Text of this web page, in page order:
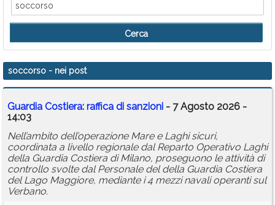
Eventi
Info Utili
Rubriche
Calendario
Annunci
soccorso - nei post
Guardia Costiera: raffica di sanzioni - 7 Agosto 2026 -
14:03
Nell’ambito dell’operazione Mare e Laghi sicuri,
coordinata a livello regionale dal Reparto Operativo Laghi
della Guardia Costiera di Milano, proseguono le attività di
controllo svolte dal Personale del della Guardia Costiera
del Lago Maggiore, mediante i 4 mezzi navali operanti sul
Verbano.